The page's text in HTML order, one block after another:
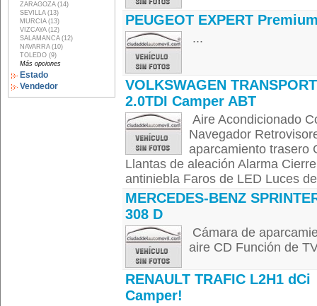
ZARAGOZA (14)
SEVILLA (13)
MURCIA (13)
VIZCAYA (12)
SALAMANCA (12)
NAVARRA (10)
TOLEDO (9)
Más opciones
Estado
Vendedor
PEUGEOT EXPERT
...
VOLKSWAGEN
2.0TDI Camper ABT
Aire Acondicionado
Navegador
aparcamiento trasero
Llantas de aleación Alarma
antiniebla Faros de LED Luces
MERCEDES-BENZ
308 D
Cámara de
aire CD Función de
RENAULT TRAFIC L2H1 dCi
Camper!